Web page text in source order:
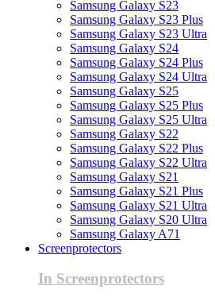
Samsung Galaxy S23
Samsung Galaxy S23 Plus
Samsung Galaxy S23 Ultra
Samsung Galaxy S24
Samsung Galaxy S24 Plus
Samsung Galaxy S24 Ultra
Samsung Galaxy S25
Samsung Galaxy S25 Plus
Samsung Galaxy S25 Ultra
Samsung Galaxy S22
Samsung Galaxy S22 Plus
Samsung Galaxy S22 Ultra
Samsung Galaxy S21
Samsung Galaxy S21 Plus
Samsung Galaxy S21 Ultra
Samsung Galaxy S20 Ultra
Samsung Galaxy A71
Screenprotectors
In Screenprotectors